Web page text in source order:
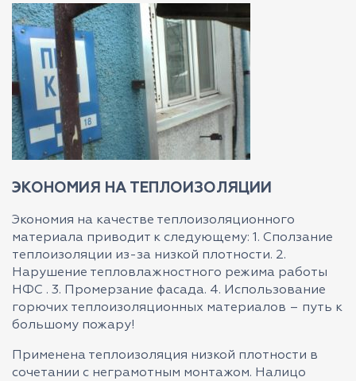
ЭКОНОМИЯ НА ТЕПЛОИЗОЛЯЦИИ
Экономия на качестве теплоизоляционного
материала приводит к следующему: 1. Сползание
теплоизоляции из-за низкой плотности. 2.
Нарушение тепловлажностного режима работы
НФС . 3. Промерзание фасада. 4. Использование
горючих теплоизоляционных материалов – путь к
большому пожару!
Применена теплоизоляция низкой плотности в
сочетании с неграмотным монтажом. Налицо